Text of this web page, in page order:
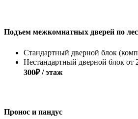
Подъем межкомнатных дверей по
Стандартный дверной блок
Нестандартный дверной блок от
300₽ / этаж
Пронос и пандус